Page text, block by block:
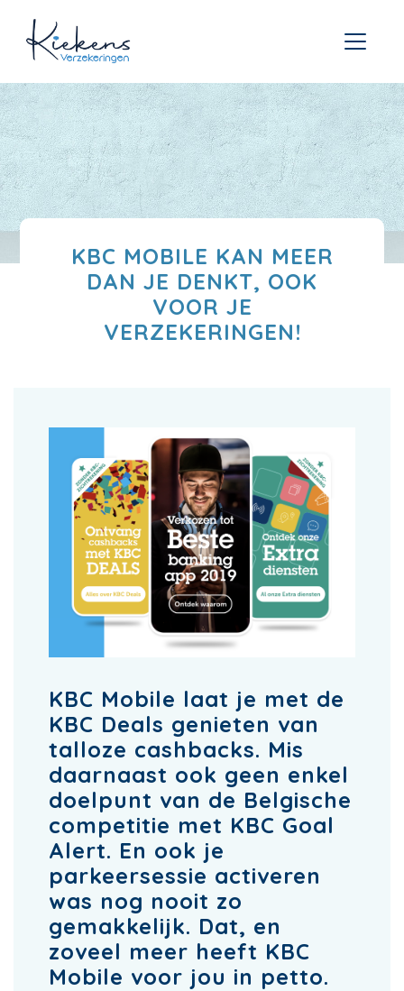
KBC MOBILE KAN MEER
DAN JE DENKT, OOK
VOOR JE
VERZEKERINGEN!
KBC Mobile laat je met de
KBC Deals genieten van
talloze cashbacks. Mis
daarnaast ook geen enkel
doelpunt van de Belgische
competitie met KBC Goal
Alert. En ook je
parkeersessie activeren
was nog nooit zo
gemakkelijk. Dat, en
zoveel meer heeft KBC
Mobile voor jou in petto.